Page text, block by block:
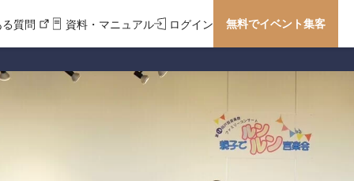
質問 資料・マニュアル ログイン 無料でイベント集客